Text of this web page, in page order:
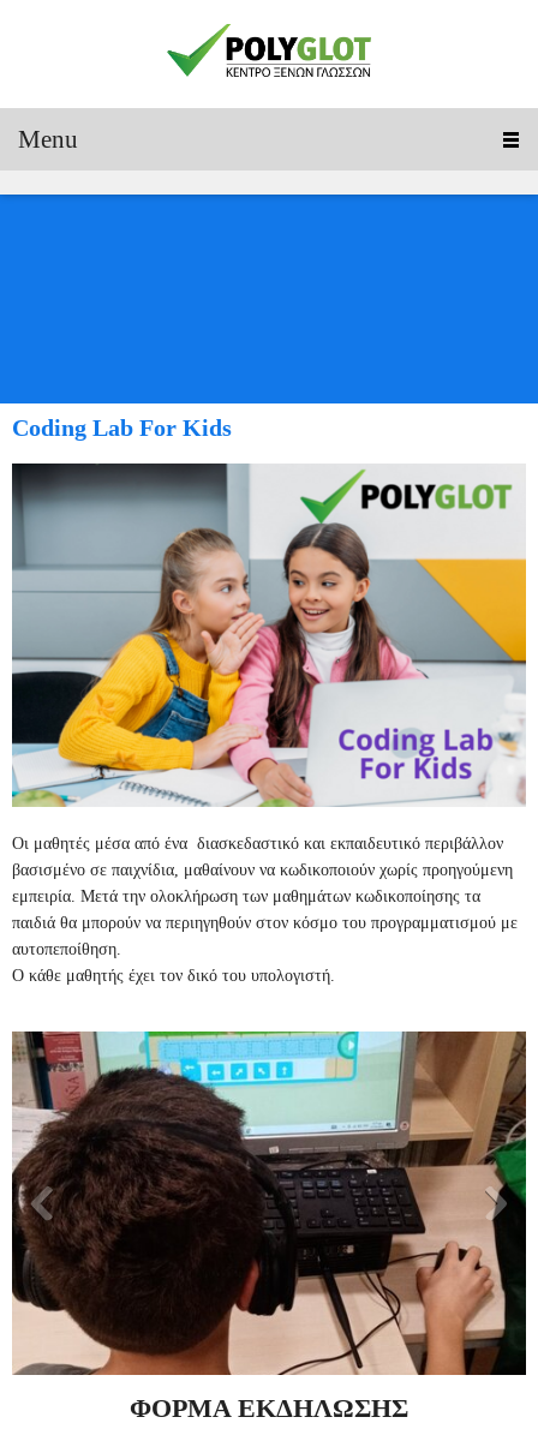
Menu
Coding Lab For Kids
Οι μαθητές μέσα από ένα διασκεδαστικό και εκπαιδευτικό περιβάλλον
βασισμένο σε παιχνίδια, μαθαίνουν να κωδικοποιούν χωρίς προηγούμενη
εμπειρία. Μετά την ολοκλήρωση των μαθημάτων κωδικοποίησης τα
παιδιά θα μπορούν να περιηγηθούν στον κόσμο του προγραμματισμού με
αυτοπεποίθηση.
Ο κάθε μαθητής έχει τον δικό του υπολογιστή.
ΦΟΡΜΑ ΕΚΔΗΛΩΣΗΣ